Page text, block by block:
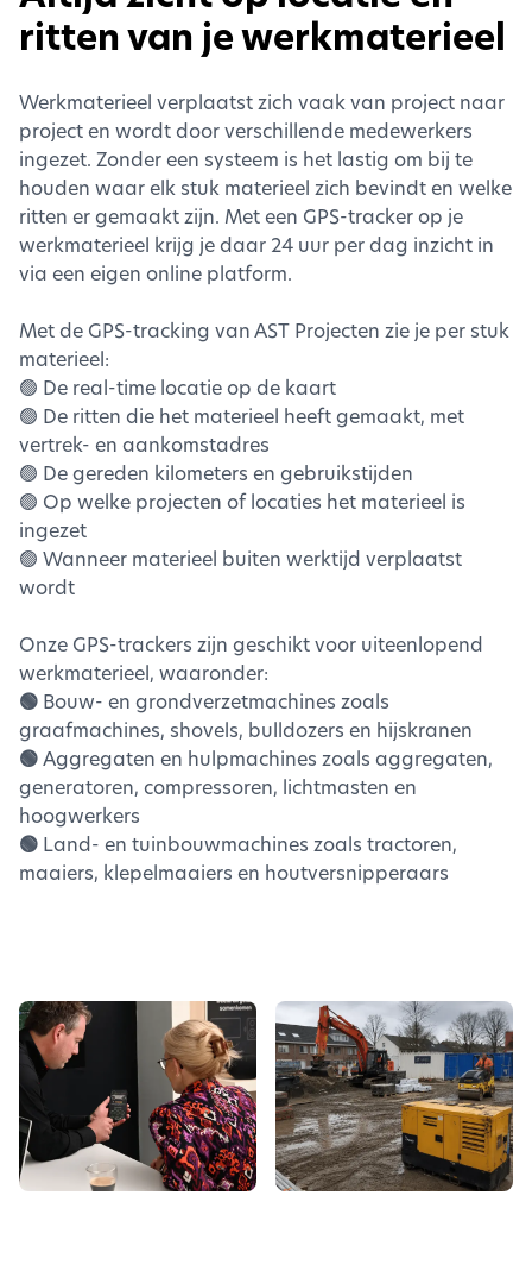
ritten van je werkmaterieel
Werkmaterieel verplaatst zich vaak van project naar
project en wordt door verschillende medewerkers
ingezet. Zonder een systeem is het lastig om bij te
houden waar elk stuk materieel zich bevindt en welke
ritten er gemaakt zijn. Met een GPS-tracker op je
werkmaterieel krijg je daar 24 uur per dag inzicht in
via een eigen online platform.
Met de GPS-tracking van AST Projecten zie je per stuk
materieel:
🟢 De real-time locatie op de kaart
🟢 De ritten die het materieel heeft gemaakt, met
vertrek- en aankomstadres
🟢 De gereden kilometers en gebruikstijden
🟢 Op welke projecten of locaties het materieel is
ingezet
🟢 Wanneer materieel buiten werktijd verplaatst
wordt
Onze GPS-trackers zijn geschikt voor uiteenlopend
werkmaterieel, waaronder:
🟢 Bouw- en grondverzetmachines zoals
graafmachines, shovels, bulldozers en hijskranen
🟢Aggregaten en hulpmachines zoals aggregaten,
generatoren, compressoren, lichtmasten en
hoogwerkers
🟢 Land- en tuinbouwmachines zoals tractoren,
maaiers, klepelmaaiers en houtversnipperaars